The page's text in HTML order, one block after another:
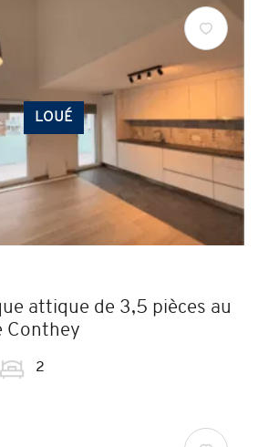
LOUÉ
attique de 3,5 pièces au
Conthey
2